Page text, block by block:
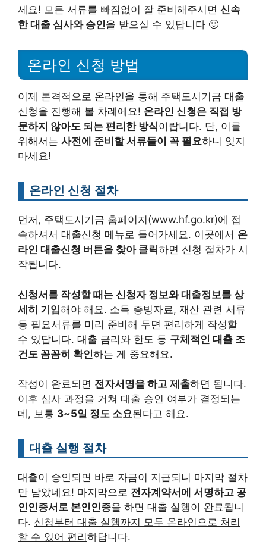
세요! 모든 서류를 빠짐없이 잘 준비해주시면 신속
한 대출 심사와 승인을 받으실 수 있답니다 🙂
온라인 신청 방법
이제 본격적으로 온라인을 통해 주택도시기금 대출
신청을 진행해 볼 차례에요! 온라인 신청은 직접 방
문하지 않아도 되는 편리한 방식이랍니다. 단, 이를
위해서는 사전에 준비할 서류들이 꼭 필요하니 잊지
마세요!
온라인 신청 절차
먼저, 주택도시기금 홈페이지(www.hf.go.kr)에 접
속하셔서 대출신청 메뉴로 들어가세요. 이곳에서 온
라인 대출신청 버튼을 찾아 클릭하면 신청 절차가 시
작됩니다.
신청서를 작성할 때는 신청자 정보와 대출정보를 상
세히 기입해야 해요. 소득 증빙자료, 재산 관련 서류
등 필요서류를 미리 준비해 두면 편리하게 작성할
수 있답니다. 대출 금리와 한도 등 구체적인 대출 조
건도 꼼꼼히 확인하는 게 중요해요.
작성이 완료되면 전자서명을 하고 제출하면 됩니다.
이후 심사 과정을 거쳐 대출 승인 여부가 결정되는
데, 보통 3~5일 정도 소요된다고 해요.
대출 실행 절차
대출이 승인되면 바로 자금이 지급되니 마지막 절차
만 남았네요! 마지막으로 전자계약서에 서명하고 공
인인증서로 본인인증을 하면 대출 실행이 완료됩니
다. 신청부터 대출 실행까지 모두 온라인으로 처리
할 수 있어 편리하답니다.